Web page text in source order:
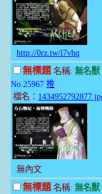
http://0rz.tw/l7vhq
無標題名稱: 無名獸
No.25967 推
檔名：
無內文
無標題名稱: 無名獸